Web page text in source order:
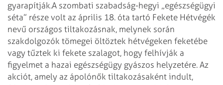
gyarapítják.A szombati szabadság-hegyi „egészségügyi
séta” része volt az április 18. óta tartó Fekete Hétvégék
nevű országos tiltakozásnak, melynek során
szakdolgozók tömegei öltöztek hétvégeken feketébe
vagy tűztek ki fekete szalagot, hogy felhívják a
figyelmet a hazai egészségügy gyászos helyzetére. Az
akciót, amely az ápolónők tiltakozásaként indult,